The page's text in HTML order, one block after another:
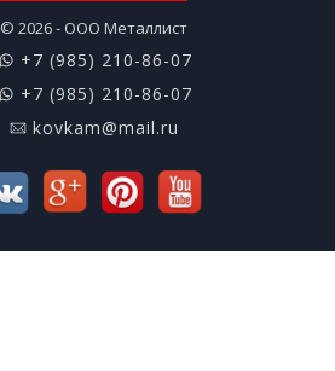
© 2026 - ООО Металлист
+7 (985) 210-86-07
+7 (985) 210-86-07
kovkam@mail.ru